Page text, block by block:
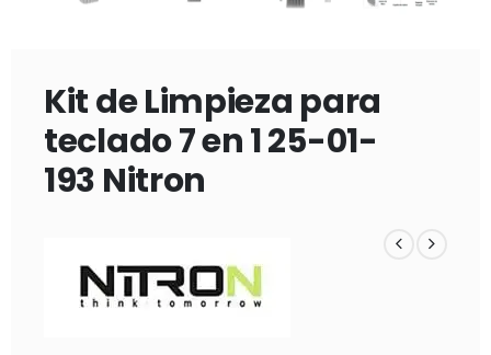
Kit de Limpieza para
teclado 7 en 1 25-01-
193 Nitron